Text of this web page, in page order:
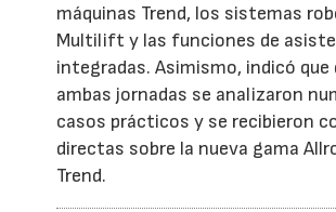
máquinas Trend, los sistemas
Multilift y las funciones de
integradas. Asimismo, indicó que
ambas jornadas se analizaron
casos prácticos y se recibieron
directas sobre la nueva gama
Trend.